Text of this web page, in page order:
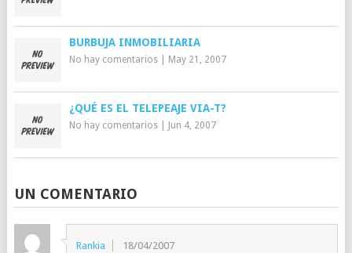
BURBUJA INMOBILIARIA
No hay comentarios| May 21, 2007
¿QUÉ ES EL TELEPEAJE VIA-T?
No hay comentarios| Jun 4, 2007
UN COMENTARIO
Rankia 18/04/2007